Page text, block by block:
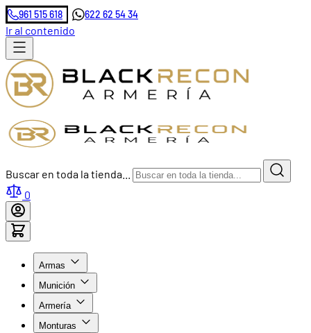
961 515 618 622 62 54 34
Ir al contenido
Buscar en toda la tienda...
0
Armas
Munición
Armería
Monturas